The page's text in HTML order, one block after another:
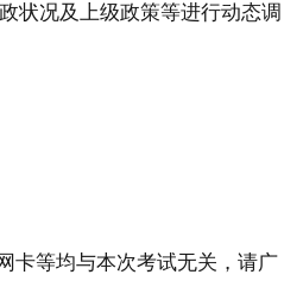
状况及上级政策等进行动态调
卡等均与本次考试无关，请广